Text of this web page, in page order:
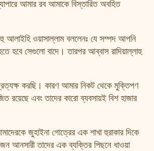
আমার রব আমাকে বিস্তারিত অবহিত
আলাইহি ওয়াসাল্লাম বললেনঃ যে সম্পদ আপনি
হবে সেগুলো বাদে। তারপর আব্বাস রাদিয়াল্লাহু
করছি। কারণ আমার নিকট থেকে মুক্তিপণ
রয়েছে এবং তাদের কারো ব্যবসায়ই বিশ হাজার
জুহাইনা গোত্রের এক শাখা হুরাকার দিকে
আনসারী তাদের এক ব্যক্তির পিছনে ধাওয়া